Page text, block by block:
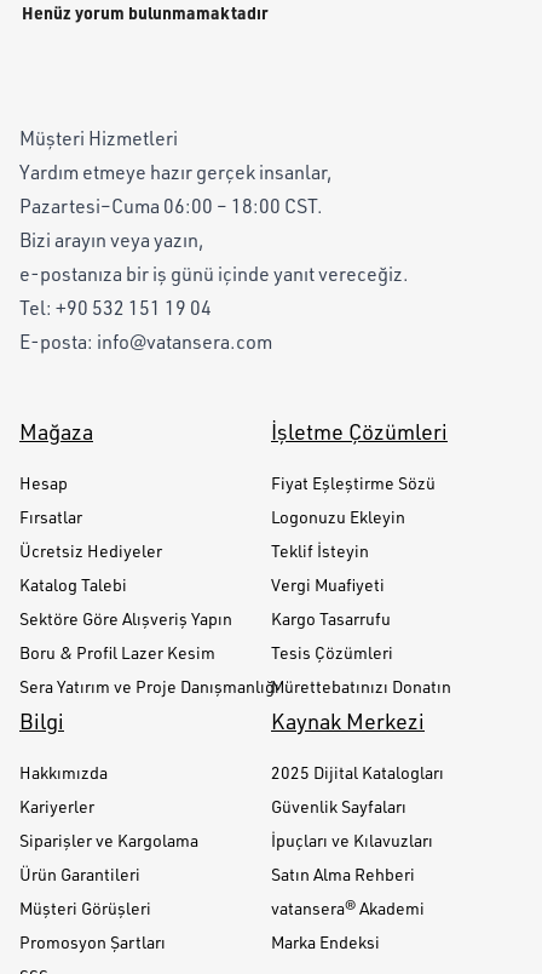
Henüz yorum bulunmamaktadır
Müşteri Hizmetleri
Yardım etmeye hazır gerçek insanlar,
Pazartesi–Cuma 06:00 – 18:00 CST.
Bizi arayın veya yazın,
e-postanıza bir iş günü içinde yanıt vereceğiz.
Tel: +90 532 151 19 04
E-posta: info@vatansera.com
Mağaza
Hesap
Fırsatlar
Ücretsiz Hediyeler
Katalog Talebi
Sektöre Göre Alışveriş Yapın
Boru & Profil Lazer Kesim
Sera Yatırım ve Proje Danışmanlığı
İşletme Çözümleri
Fiyat Eşleştirme Sözü
Logonuzu Ekleyin
Teklif İsteyin
Vergi Muafiyeti
Kargo Tasarrufu
Tesis Çözümleri
Mürettebatınızı Donatın
Bilgi
Hakkımızda
Kariyerler
Siparişler ve Kargolama
Ürün Garantileri
Müşteri Görüşleri
Promosyon Şartları
Kaynak Merkezi
2025 Dijital Katalogları
Güvenlik Sayfaları
İpuçları ve Kılavuzları
Satın Alma Rehberi
vatansera® Akademi
Marka Endeksi